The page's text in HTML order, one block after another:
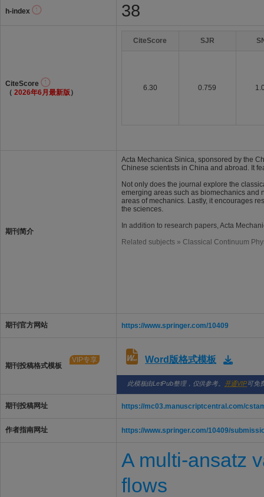
h-index 38
CiteScore
（ 2026年6月最新版 ）
CiteScore SJR
6.30 0.759
期刊简介
Acta Mechanica Sinica, sponsored by the
Chinese scientists in China and abroad. It
Not only does the journal explore the
emerging areas such as biomechanics and
areas of mechanics. Lastly, it encourages
the sciences.
In addition to research papers, Acta
Related subjects » Classical Continuum
期刊官方网站 https://www.springer.com/10409
期刊投稿格式模板
VIP专享 Word版格式模板
此模板由LetPub整理，仅供参考。 开通VIP可免
期刊投稿网址 https://mc03.manuscriptcentral.com/
作者指南网址 https://www.springer.com/10409/
A multi-ansatz
flows